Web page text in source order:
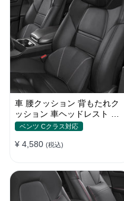
車 腰クッション 背もたれク
ッション 車ヘッドレスト ネ
ックパッド 低反発 ファッシ
ート 通気性 調節可能
ベンツ Cクラス対応
¥ 4,580 (税込)